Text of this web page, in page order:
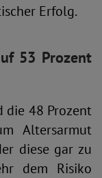
Erfolg.
53 Prozent
die 48 Prozent
Altersarmut
diese gar zu
dem Risiko